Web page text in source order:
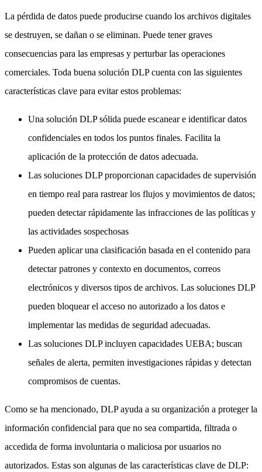
La pérdida de datos puede producirse cuando los archivos digitales
se destruyen, se dañan o se eliminan. Puede tener graves
consecuencias para las empresas y perturbar las operaciones
comerciales. Toda buena solución DLP cuenta con las siguientes
características clave para evitar estos problemas:
Una solución DLP sólida puede escanear e identificar datos
confidenciales en todos los puntos finales. Facilita la
aplicación de la protección de datos adecuada.
Las soluciones DLP proporcionan capacidades de supervisión
en tiempo real para rastrear los flujos y movimientos de datos;
pueden detectar rápidamente las infracciones de las políticas y
las actividades sospechosas
Pueden aplicar una clasificación basada en el contenido para
detectar patrones y contexto en documentos, correos
electrónicos y diversos tipos de archivos. Las soluciones DLP
pueden bloquear el acceso no autorizado a los datos e
implementar las medidas de seguridad adecuadas.
Las soluciones DLP incluyen capacidades UEBA; buscan
señales de alerta, permiten investigaciones rápidas y detectan
compromisos de cuentas.
Como se ha mencionado, DLP ayuda a su organización a proteger la
información confidencial para que no sea compartida, filtrada o
accedida de forma involuntaria o maliciosa por usuarios no
autorizados. Estas son algunas de las características clave de DLP: